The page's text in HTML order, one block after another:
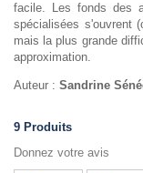
facile. Les fonds des
spécialisées s'ouvrent
mais la plus grande
approximation.
Auteur : Sandrine
9 Produits
Donnez votre avis